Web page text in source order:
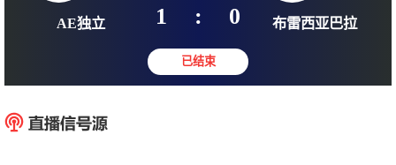
AE独立
里约乙
2026-06-07 21:00
1 : 0 布雷西